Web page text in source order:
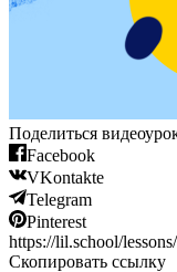
Поделиться
Facebook
VKontakte
Telegram
Pinterest
https://lil.school/
Скопировать ссылку